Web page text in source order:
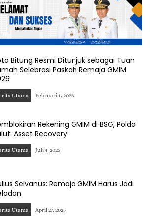
Bitung Resmi Ditunjuk sebagai Tuan
Selebrasi Paskah Remaja GMIM
Utama Februari 1, 2026
Rekening GMIM di BSG, Polda
Asset Recovery
Utama Juli 4, 2025
Selvanus: Remaja GMIM Harus Jadi
Utama April 27, 2025